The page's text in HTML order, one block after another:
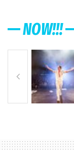
NOW!!!